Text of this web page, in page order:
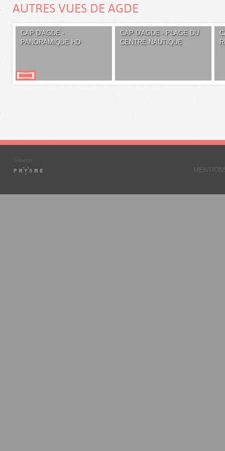
AUTRES VUES DE AGDE
CAP D'AGDE -
PANORAMIQUE HD
CAP D'AGDE - PLAGE DU
CENTRE NAUTIQUE